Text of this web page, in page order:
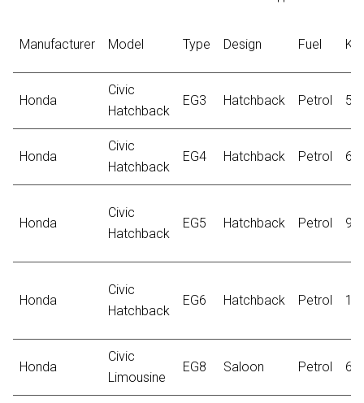
Manufacturer Model Type Design Fuel KW
Honda
Civic
Hatchback
EG3 Hatchback Petrol 55
Honda
Civic
Hatchback
EG4 Hatchback Petrol 66
Honda
Civic
Hatchback
EG5 Hatchback Petrol 92
Honda
Civic
Hatchback
EG6 Hatchback Petrol
Honda
Civic
Limousine
EG8 Saloon Petrol 66